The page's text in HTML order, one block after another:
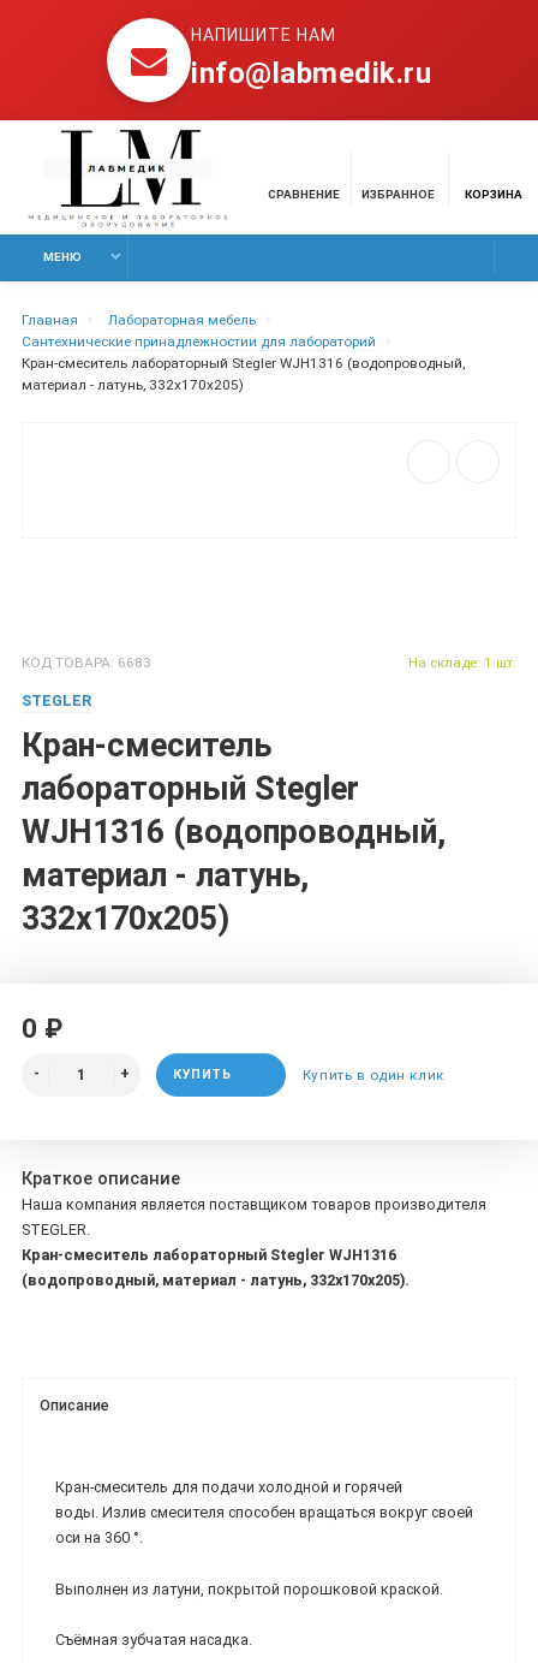
НАПИШИТЕ НАМ
info@labmedik.ru
СРАВНЕНИЕ ИЗБРАННОЕ КОРЗИНА
МЕНЮ
Главная
Лабораторная мебель
Сантехнические принадлежностии для лабораторий
Кран-смеситель лабораторный Stegler WJH1316 (водопроводный,
материал - латунь, 332х170х205)
КОД ТОВАРА: 6683
STEGLER
Кран-смеситель
лабораторный Stegler
WJH1316 (водопроводный,
материал - латунь,
332х170х205)
На складе: 1 шт.
0 ₽
КУПИТЬ Купить в один клик
Краткое описание
Наша компания является поставщиком товаров производителя
STEGLER.
Кран-смеситель лабораторный Stegler WJH1316
(водопроводный, материал - латунь, 332х170х205).
Описание
Кран-смеситель для подачи холодной и горячей
воды. Излив смесителя способен вращаться вокруг своей
оси на 360 °.
Выполнен из латуни, покрытой порошковой краской.
Съёмная зубчатая насадка.